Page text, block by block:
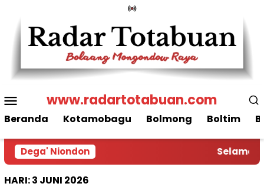
konten
Menu
Mobile
www.radartotabuan.com
Beranda Kotamobagu Bolmong Boltim
Dega' Niondon Selamat
HARI:3 JUNI 2026